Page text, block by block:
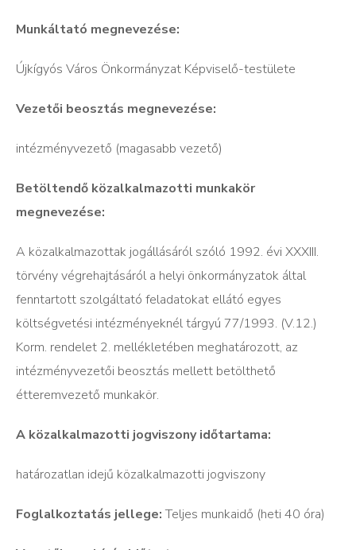
Munkáltató megnevezése:
Újkígyós Város Önkormányzat Képviselő-testülete
Vezetői beosztás megnevezése:
intézményvezető (magasabb vezető)
Betöltendő közalkalmazotti munkakör
megnevezése:
A közalkalmazottak jogállásáról szóló 1992. évi XXXIII.
törvény végrehajtásáról a helyi önkormányzatok által
fenntartott szolgáltató feladatokat ellátó egyes
költségvetési intézményeknél tárgyú 77/1993. (V.12.)
Korm. rendelet 2. mellékletében meghatározott, az
intézményvezetői beosztás mellett betölthető
étteremvezető munkakör.
A közalkalmazotti jogviszony időtartama:
határozatlan idejű közalkalmazotti jogviszony
Foglalkoztatás jellege:Teljes munkaidő (heti 40 óra)